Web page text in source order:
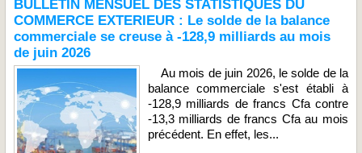
BULLETIN MENSUEL DES STATISTIQUES DU
COMMERCE EXTERIEUR : Le solde de la balance
commerciale se creuse à -128,9 milliards au mois
de juin 2026
Au mois de juin 2026, le solde de la
balance commerciale s'est établi à
-128,9 milliards de francs Cfa contre
-13,3 milliards de francs Cfa au mois
précédent. En effet, les...